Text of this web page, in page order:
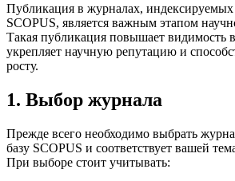
Публикация в журналах, индексируемых
SCOPUS, является важным этапом
Такая публикация повышает видимость
укрепляет научную репутацию и
росту.
1. Выбор журнала
Прежде всего необходимо выбрать
базу SCOPUS и соответствует вашей
При выборе стоит учитывать: